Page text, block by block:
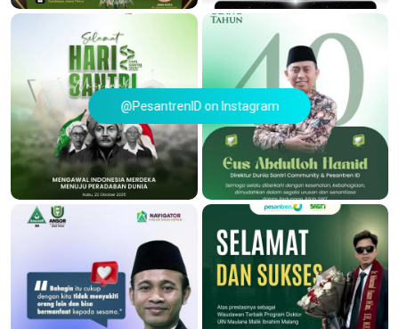
@PesantrenID on Instagram